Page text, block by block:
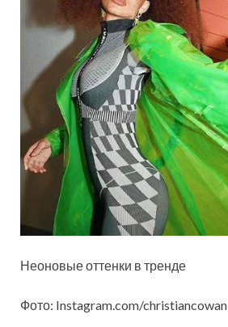
Неоновые оттенки в тренде
Фото: Instagram.com/christiancowan